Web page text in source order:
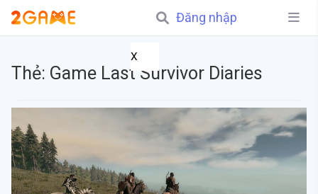
Đăng nhập
X
Thẻ: Game Last Survivor Diaries